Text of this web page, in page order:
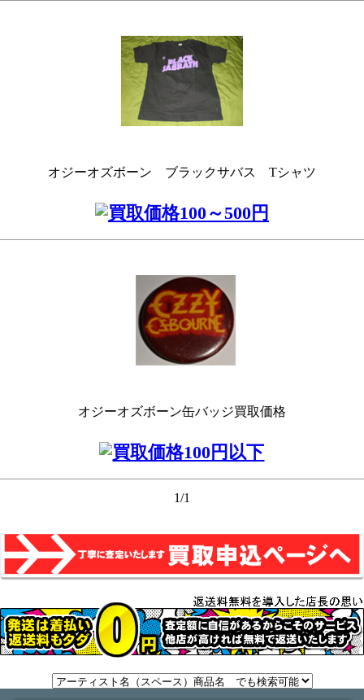
オジーオズボーン ブラックサバス Tシャツ
オジーオズボーン缶バッジ買取価格
1/1